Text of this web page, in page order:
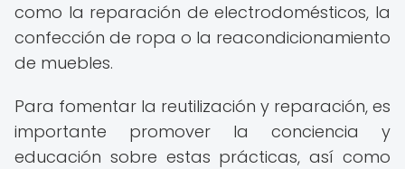
como la reparación de electrodomésticos, la
confección de ropa o la reacondicionamiento
de muebles.
Para fomentar la reutilización y reparación, es
importante promover la conciencia y
educación sobre estas prácticas, así como